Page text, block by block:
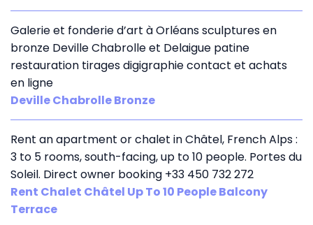
Galerie et fonderie d’art à Orléans sculptures en
bronze Deville Chabrolle et Delaigue patine
restauration tirages digigraphie contact et achats
en ligne
Deville Chabrolle Bronze
Rent an apartment or chalet in Châtel, French Alps :
3 to 5 rooms, south-facing, up to 10 people. Portes du
Soleil. Direct owner booking +33 450 732 272
Rent Chalet Châtel Up To 10 People Balcony
Terrace